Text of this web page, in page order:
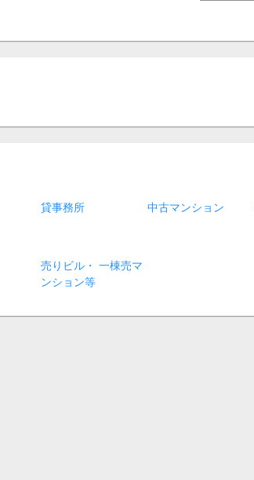
貸事務所 中古マンション
売りビル・ 一棟売マ
ンション等